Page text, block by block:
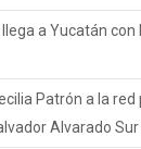
a Yucatán con
Patrón a la red
Alvarado Sur